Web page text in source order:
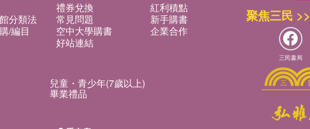
禮券兌換
紅利積點
分類法 常見問題
新手購書
/編目 空中大學購書
企業合作
好站連結
兒童・青少年(7歲以上)
畢業禮品
聚焦三民 >>
三民書局